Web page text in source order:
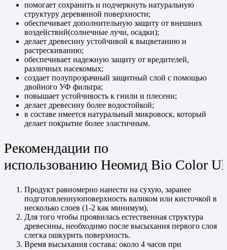
помогает сохранить и подчеркнуть натуральную
структуру деревянной поверхности;
обеспечивает дополнительную защиту от внешних
воздействий(солнечные лучи, осадки);
делает древесину устойчивой к выцветанию и
растрескиванию;
обеспечивает надежную защиту от вредителей,
различных насекомых;
создает полупрозрачный защитный слой с помощью
двойного УФ фильтра;
повышает устойчивость к гнили и плесени;
делает древесину более водостойкой;
в составе имеется натуральный микровоск, который
делает покрытие более эластичным.
Рекомендации по
использованию Неомид Bio Color
Продукт равномерно нанести на сухую, заранее
подготовленнуюповерхность валиком или кисточкой в
несколько слоев (1-2 как минимум).
Для того чтобы проявилась естественная структура
древесины, необходимо после высыхания первого слоя
слегка ошкурить поверхность.
Время высыхания состава: около 4 часов при